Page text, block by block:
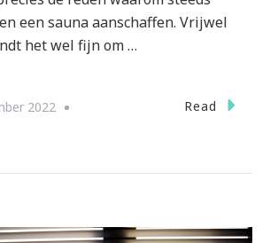
een sauna aanschaffen. Vrijwel
het wel fijn om …
2022 Read